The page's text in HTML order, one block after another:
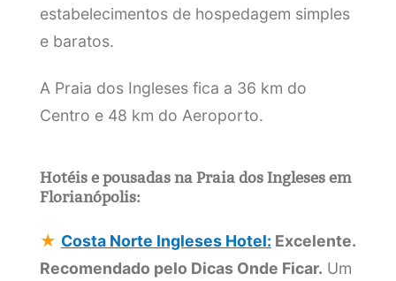
estabelecimentos de hospedagem simples
e baratos.
A Praia dos Ingleses fica a 36 km do
Centro e 48 km do Aeroporto.
Hotéis e pousadas na Praia dos Ingleses em
Florianópolis:
★ Costa Norte Ingleses Hotel: Excelente.
Recomendado pelo Dicas Onde Ficar. Um